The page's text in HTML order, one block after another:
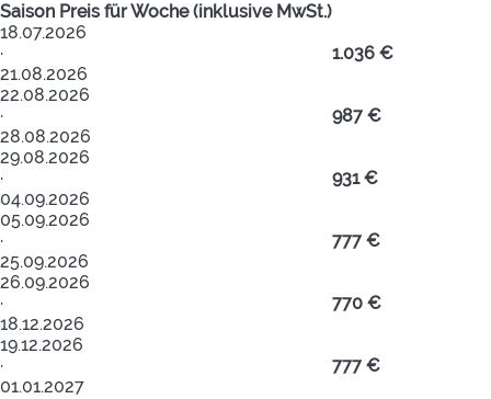
Saison Preis für Woche (inklusive MwSt.)
18.07.2026
·
21.08.2026
1.036 €
22.08.2026
·
28.08.2026
987 €
29.08.2026
·
04.09.2026
931 €
05.09.2026
·
25.09.2026
777 €
26.09.2026
·
18.12.2026
770 €
19.12.2026
·
01.01.2027
777 €